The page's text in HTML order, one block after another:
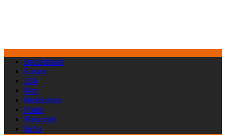
Deutschland
Europa
USA
Welt
Nachrichten
Politik
Wirtschaft
Kultur